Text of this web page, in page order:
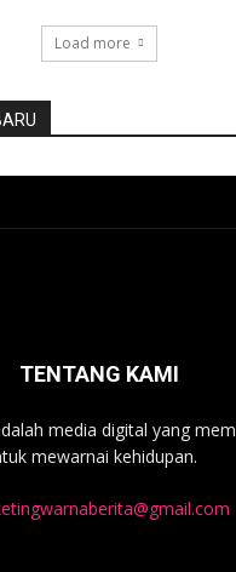
Load more
TENTANG KAMI
media digital yang
mewarnai kehidupan.